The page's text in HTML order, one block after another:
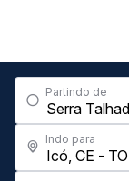
Partindo de
Indo para